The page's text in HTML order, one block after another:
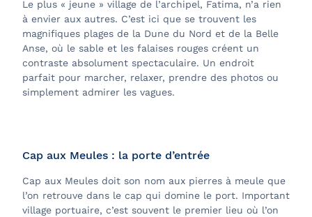
Le plus « jeune » village de l’archipel, Fatima, n’a rien
à envier aux autres. C’est ici que se trouvent les
magnifiques plages de la Dune du Nord et de la Belle
Anse, où le sable et les falaises rouges créent un
contraste absolument spectaculaire. Un endroit
parfait pour marcher, relaxer, prendre des photos ou
simplement admirer les vagues.
Cap aux Meules : la porte d’entrée
Cap aux Meules doit son nom aux pierres à meule que
l’on retrouve dans le cap qui domine le port. Important
village portuaire, c’est souvent le premier lieu où l’on